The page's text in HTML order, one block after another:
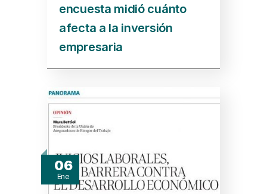
encuesta midió cuánto
afecta a la inversión
empresaria
06
Ene